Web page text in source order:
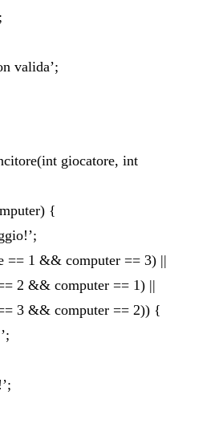
valida’;
giocatore, int
{
== 1 && computer == 3) ||
&& computer == 1) ||
&& computer == 2)) {